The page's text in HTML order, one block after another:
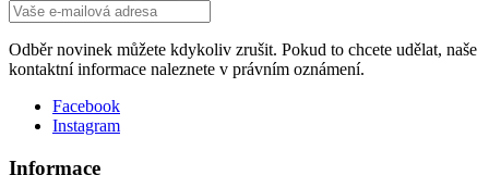
Odběr novinek můžete kdykoliv zrušit. Pokud to chcete udělat, naše
kontaktní informace naleznete v právním oznámení.
Facebook
Instagram
Informace